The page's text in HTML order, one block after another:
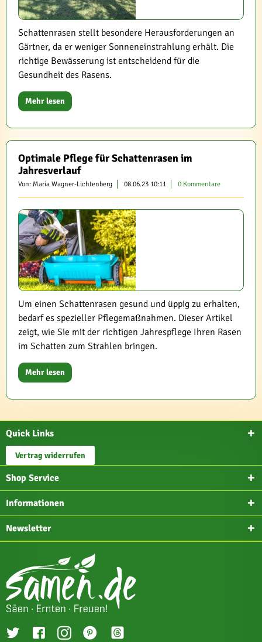
Schattenrasen stellt besondere Herausforderungen an
Gärtner, da er weniger Sonneneinstrahlung erhält. Die
richtige Bewässerung ist entscheidend für die
Gesundheit des Rasens.
Mehr lesen
Optimale Pflege für Schattenrasen im
Jahresverlauf
Von: Maria Wagner-Lichtenberg 08.06.23 10:11 0 Kommentare
Um einen Schattenrasen gesund und üppig zu erhalten,
bedarf es spezieller Pflegemaßnahmen. Dieser Artikel
zeigt, wie Sie mit der richtigen Jahrespflege Ihren Rasen
im Schatten zum Strahlen bringen.
Mehr lesen
Quick Links
Vertrag widerrufen
Shop Service
Informationen
Newsletter